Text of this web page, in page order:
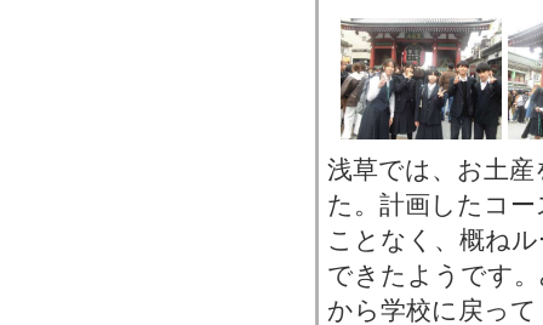
浅草では、お土
た。計画したコ
ことなく、概ね
できたようです
から学校に戻っ